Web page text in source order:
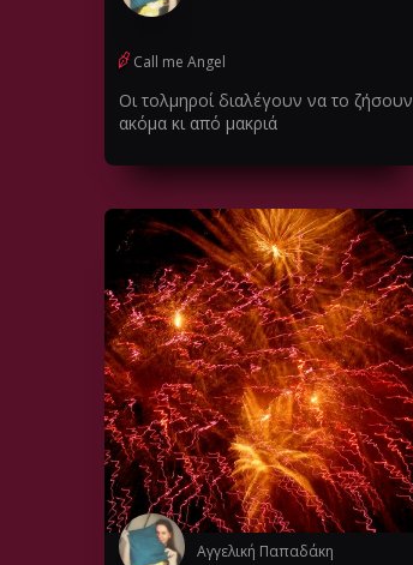
Call me Angel
Οι τολμηροί διαλέγουν να το ζήσουν
ακόμα κι από μακριά
Αγγελική Παπαδάκη